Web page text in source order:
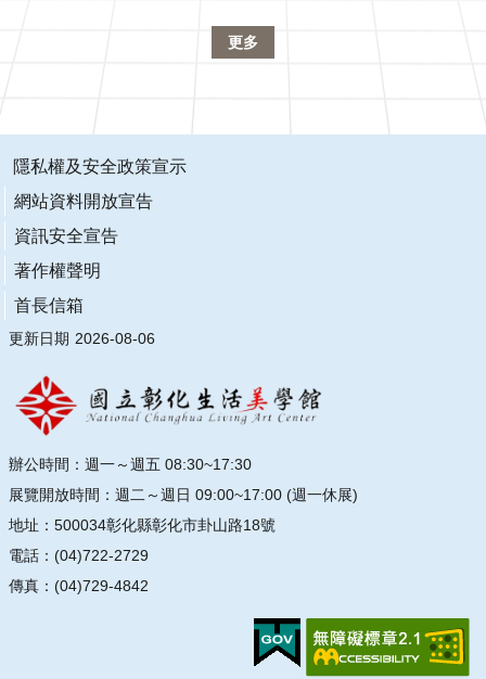
更多
隱私權及安全政策宣示
網站資料開放宣告
資訊安全宣告
著作權聲明
首長信箱
更新日期 2026-08-06
辦公時間：週一～週五 08:30~17:30
展覽開放時間：週二～週日 09:00~17:00 (週一休展)
地址：500034彰化縣彰化市卦山路18號
電話：(04)722-2729
傳真：(04)729-4842